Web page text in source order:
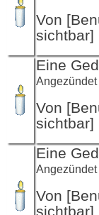
Von
sichtbar]
Eine
Von
sichtbar]
Eine
Von
sichtbar]